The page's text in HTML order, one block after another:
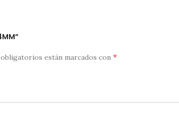
están marcados con *